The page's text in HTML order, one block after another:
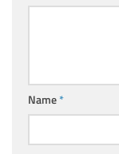
Name*